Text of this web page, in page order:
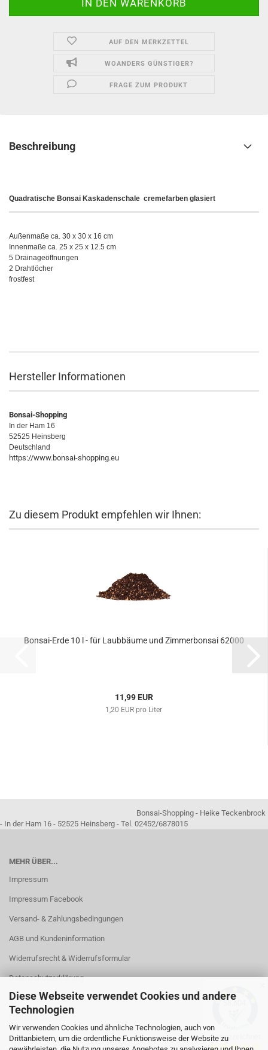
Diese Webseite verwendet Cookies und andere
Technologien
Wir verwenden Cookies und ähnliche Technologien, auch von
Drittanbietern, um die ordentliche Funktionsweise der Website zu
AUF DEN MERKZETTEL
WOANDERS GÜNSTIGER?
FRAGE ZUM PRODUKT
Beschreibung
Quadratische Bonsai Kaskadenschale cremefarben glasiert
Außenmaße ca. 30 x 30 x 16 cm
Innenmaße ca. 25 x 25 x 12.5 cm
5 Drainageöffnungen
2 Drahtlöcher
frostfest
Hersteller Informationen
Bonsai-Shopping
In der Ham 16
52525 Heinsberg
Deutschland
https://www.bonsai-shopping.eu
Zu diesem Produkt empfehlen wir Ihnen:
Bonsai-Erde 10 l - für Laubbäume und Zimmerbonsai 62000
11,99 EUR
1,20 EUR pro Liter
Bonsai-Shopping - Heike Teckenbrock
- In der Ham 16 - 52525 Heinsberg - Tel. 02452/6878015
MEHR ÜBER...
Impressum
Impressum Facebook
Versand- & Zahlungsbedingungen
AGB und Kundeninformation
Widerrufsrecht & Widerrufsformular
Datenschutzerklärung
Kontakt
Callback Service
Öffnungszeiten